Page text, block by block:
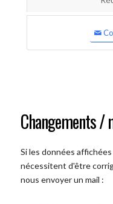
Changements /
Si les données
nécessitent d'être
nous envoyer un mail :